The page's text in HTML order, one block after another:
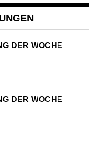
DER WOCHE (
DER WOCHE (